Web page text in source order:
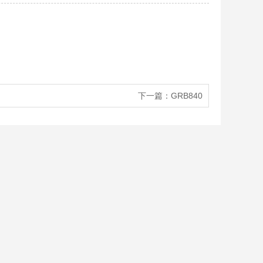
下一篇： GRB840